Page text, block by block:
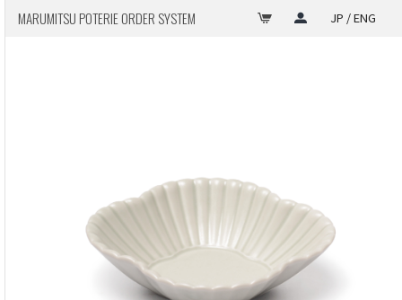
MARUMITSU POTERIE ORDER SYSTEM JP / ENG